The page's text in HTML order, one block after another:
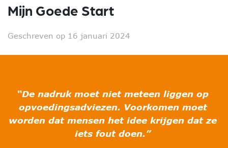
Mijn Goede Start
Geschreven op 16 januari 2024
“De nadruk moet niet meteen liggen op
opvoedingsadviezen. Voorkomen moet
worden dat mensen het idee krijgen dat ze
iets fout doen.”